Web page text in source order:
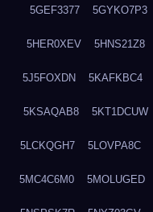
5GEF3377 5GYKO7P3
5HER0XEV 5HNS21Z8
5J5FOXDN 5KAFKBC4
5KSAQAB8 5KT1DCUW
5LCKQGH7 5LOVPA8C
5MC4C6M0 5MOLUGED